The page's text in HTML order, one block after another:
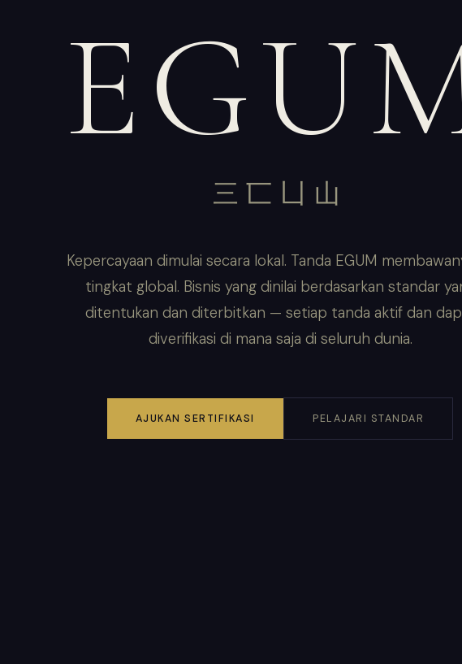
三匸凵山
Kepercayaan dimulai secara lokal. Tanda EGUM
tingkat global. Bisnis yang dinilai berdasarkan standar
ditentukan dan diterbitkan — setiap tanda aktif dan
diverifikasi di mana saja di seluruh dunia.
AJUKAN SERTIFIKASI PELAJARI STANDAR